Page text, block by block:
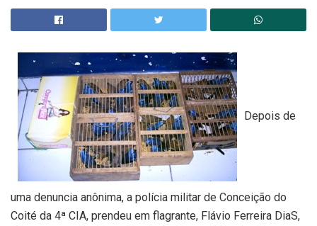
Depois de
uma denuncia anônima, a polícia militar de Conceição do
Coité da 4ª CIA, prendeu em flagrante, Flávio Ferreira DiaS,